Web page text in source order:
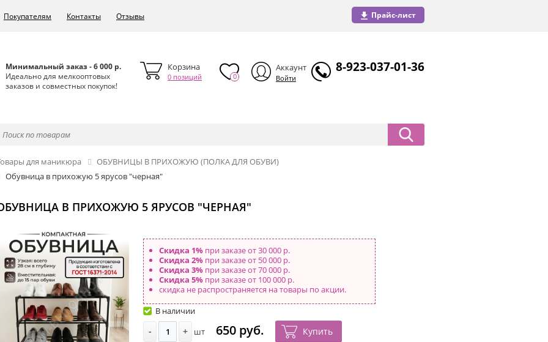
Отзывы
Контакты
Покупателям Прайс-лист
Минимальный заказ - 6 000 р.
Идеально для мелкооптовых
заказов и совместных покупок!
Корзина
0 позиций 0
Аккаунт
Войти
8-923-037-01-36
Товары для маникюра
ОБУВНИЦЫ В ПРИХОЖУЮ (ПОЛКА ДЛЯ ОБУВИ)
Обувница в прихожую 5 ярусов "черная"
В ПРИХОЖУЮ 5 ЯРУСОВ "ЧЕРНАЯ"
Скидка 1% при заказе от 30 000 р.
Скидка 2% при заказе от 50 000 р.
Скидка 3% при заказе от 70 000 р.
Скидка 5% при заказе от 100 000 р.
скидка не распространяется на товары по акции.
В наличии
- + шт 650 руб. Купить